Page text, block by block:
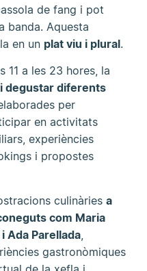
de fang i pot
banda. Aquesta
en un plat viu i plural.
11 a les 23 hores, la
degustar diferents
per
en activitats
experiències
i propostes
culinàries a
com Maria
Ada Parellada
gastronòmiques